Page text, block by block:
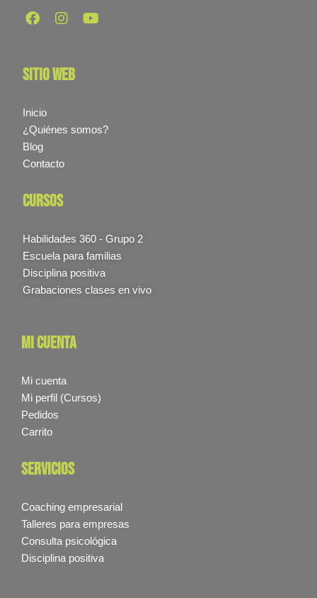
sitio web
Inicio
¿Quiénes somos?
Blog
Contacto
cursos
Habilidades 360 - Grupo 2
Escuela para familias
Disciplina positiva
Grabaciones clases en vivo
mi cuenta
Mi cuenta
Mi perfil (Cursos)
Pedidos
Carrito
servicios
Coaching empresarial
Talleres para empresas
Consulta psicológica
Disciplina positiva